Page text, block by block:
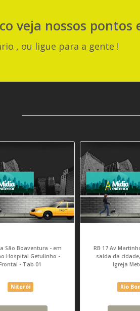
veja nossos pontos
, ou ligue para a gente !
São Boaventura - em
Hospital Getulinho -
- Tab 01
Niterói
RB 17 Av
saída da cidade,
Igreja
Rio